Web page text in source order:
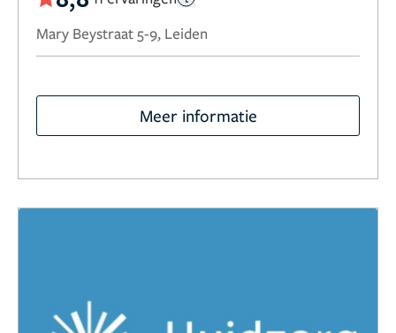
Mary Beystraat 5-9, Leiden
Meer informatie